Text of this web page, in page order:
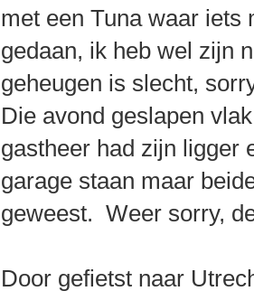
met een Tuna waar iets
gedaan, ik heb wel zijn
geheugen is slecht,
Die avond geslapen
gastheer had zijn ligger
garage staan maar
geweest. Weer sorry,
Door gefietst naar